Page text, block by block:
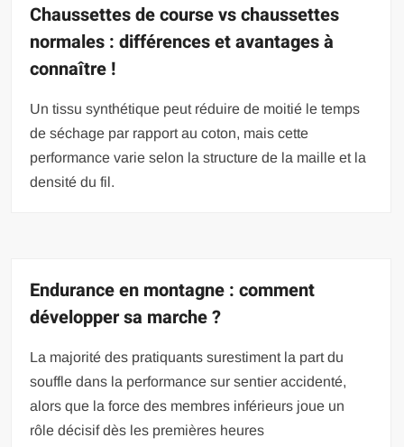
Chaussettes de course vs chaussettes
normales : différences et avantages à
connaître !
Un tissu synthétique peut réduire de moitié le temps
de séchage par rapport au coton, mais cette
performance varie selon la structure de la maille et la
densité du fil.
Endurance en montagne : comment
développer sa marche ?
La majorité des pratiquants surestiment la part du
souffle dans la performance sur sentier accidenté,
alors que la force des membres inférieurs joue un
rôle décisif dès les premières heures